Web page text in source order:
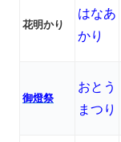
花明かり
はなあ
かり
御燈祭
おとう
まつり